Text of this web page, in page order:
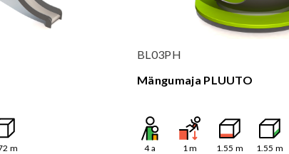
m
BL03PH
Mängumaja PLUUTO
4a 1m 1.55 m 1.55 m